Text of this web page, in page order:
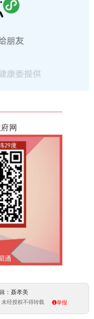
网
：聂孝美
经授权不得转载 举报